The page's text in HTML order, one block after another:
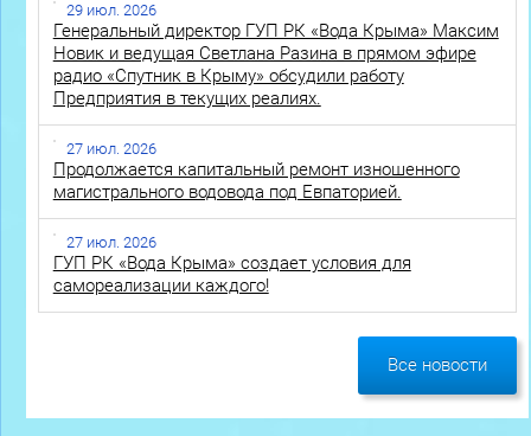
29 июл. 2026
Генеральный директор ГУП РК «Вода Крыма» Максим
Новик и ведущая Светлана Разина в прямом эфире
радио «Спутник в Крыму» обсудили работу
Предприятия в текущих реалиях.
27 июл. 2026
Продолжается капитальный ремонт изношенного
магистрального водовода под Евпаторией.
27 июл. 2026
ГУП РК «Вода Крыма» создает условия для
самореализации каждого!
Все новости